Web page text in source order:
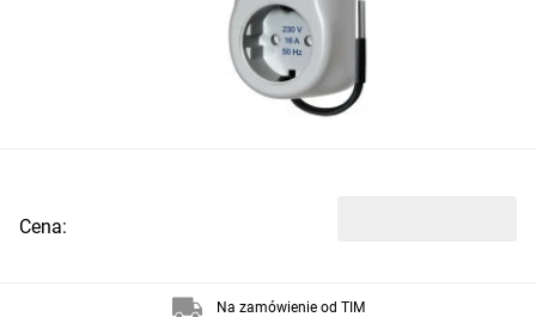
Cena:
Na zamówienie od TIM